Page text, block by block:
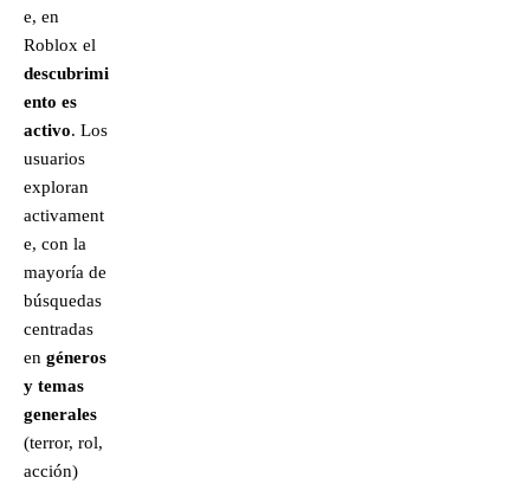
e, en
Roblox el
descubrimi
ento es
activo. Los
usuarios
exploran
activament
e, con la
mayoría de
búsquedas
centradas
en géneros
y temas
generales
(terror, rol,
acción)